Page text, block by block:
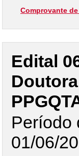
Comprovante
Edital
Período
01/06/